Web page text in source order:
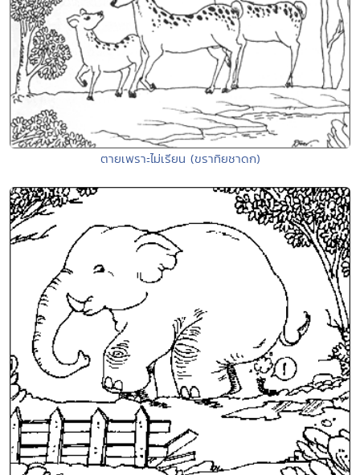
ตายเพราะไม่เรียน (ขราทิยชาดก)